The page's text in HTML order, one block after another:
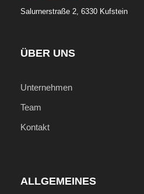
Salurnerstraße 2, 6330 Kufstein
ÜBER UNS
Unternehmen
Team
Kontakt
ALLGEMEINES